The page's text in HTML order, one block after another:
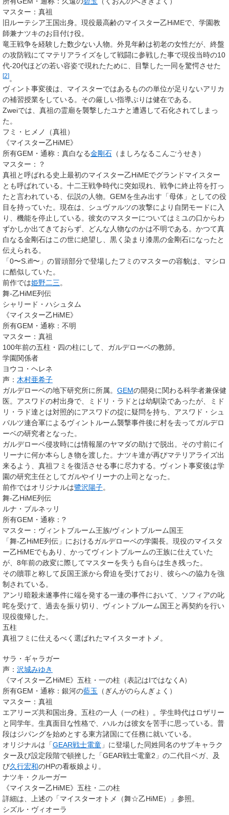
マスター ：真祖
旧ルーテシア王国出身。現役最高齢のマイスター乙HiMEで、学園教
師兼ナツキのお目付け役。
竜王戦争を経験した数少ない人物。外見年齢は初老の女性だが、終盤
の攻防戦にてマテリアライズをして戦闘に参戦した事で現役当時の10
代-20代ほどの若い容姿で現れたために、目撃した一同を驚愕させた
[2]。
ヴィント事変後は、マイスターではあるものの単位が足りないアリカ
の補習授業をしている。その厳しい指導ぶりは健在である。
Zweiでは、真祖の霊廟を襲撃したユナと遭遇して石化されてしまっ
た。
フミ・ヒメノ（真祖）
《マイスター乙HiME》
所有GEM・通称 ：真白なる金剛石 （ましろなるこんごうせき）
マスター ：？
真祖 と呼ばれる史上最初のマイスター乙HiMEでグランドマイスター
とも呼ばれている。 十二王戦争時代に突如現れ、戦争に終止符を打っ
たと言われている、伝説の人物。GEMを生み出す「母体」としての役
目を持っていた。現在は、シュヴァルツの攻撃により自閉モードに入
り、機能を停止している。彼女のマスターについてはミユの口からわ
ずかしか出てきておらず、どんな人物なのかは不明である。かつて真
白なる金剛石はこの世に絶望し、黒く染まり漆黒の金剛石になったと
伝えられる。
「0〜S.ifl〜」の冒頭部分で登場したフミのマスターの容貌は、マシロ
に酷似していた。
前作では姫野二三。
舞-乙HiME列伝
シャリード・ハシュタム
《マイスター乙HiME》
所有GEM・通称 ：不明
マスター ：真祖
100年前の五柱・四の柱にして、ガルデローベの教師。
学園関係者
ヨウコ・ヘレネ
声： 木村亜希子
ガルデローベの地下研究所に所属。 GEMの開発に関わる科学者兼保健
医。アスワドの村出身で、ミドリ・ラドとは幼馴染であったが、ミド
リ・ラド達とは対照的にアスワドの掟に疑問を持ち、アスワド・シュ
バルツ連合軍によるヴィントルーム襲撃事件後に村を去ってガルデロ
ーベの研究者となった。
ガルデローベ侵攻時には情報屋のヤマダの助けで脱出。その寸前にイ
リーナに何か本らしき物を渡した。ナツキ達が再びマテリアライズ出
来るよう、真祖フミを復活させる事に尽力する。ヴィント事変後は学
園の研究主任としてガルやイリーナの上司となった。
前作ではオリジナルは鷺沢陽子。
舞-乙HiME列伝
ルナ・ブルネッリ
所有GEM・通称 ：?
マスター ：ヴィントブルーム王族/ヴィントブルーム国王
「舞-乙HiME列伝」におけるガルデローベの学園長。現役のマイスタ
ー乙HiMEでもあり、かってヴィントブルームの王族に仕えていた
が、8年前の政変に際してマスターを失うも自らは生き残った。
その贖罪と称して反国王派から脅迫を受けており、彼らへの協力を強
制されている。
アンリ暗殺未遂事件に端を発する一連の事件において、ソフィアの叱
咤を受けて、過去を振り切り、ヴィントブルーム国王と再契約を行い
現役復帰した。
五柱
真祖フミに仕えるべく選ばれたマイスターオトメ。
サラ・ギャラガー
声： 沢城みゆき
《マイスター乙HiME》 五柱・一の柱 （表記はIではなくA）
所有GEM・通称 ：銀河の藍玉
（ぎんがのらんぎょく）
マスター ：真祖
エアリーズ共和国出身。五柱の一人（一の柱）。学生時代はロザリー
と同学年。生真面目な性格で、ハルカは彼女を苦手に思っている。普
段はジパングを始めとする東方諸国にて任務に就いている。
オリジナルは「GEAR戦士電童 」に登場した同姓同名のサブキャラク
ター及び設定段階で頓挫した「GEAR戦士電童2」の二代目ベガ、及
び久行宏和のHPの看板娘より。
ナツキ・クルーガー
《マイスター乙HiME》 五柱・二の柱
詳細は、上述の「マイスターオトメ（舞☆乙HiME）」参照。
シズル・ヴィオーラ